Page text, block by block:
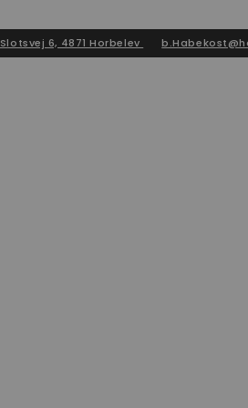
Slotsvej 6, 4871 Horbelev